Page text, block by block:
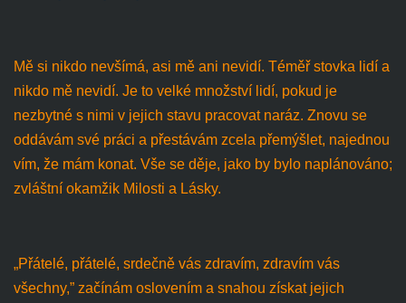
Mě si nikdo nevšímá, asi mě ani nevidí. Téměř stovka lidí a
nikdo mě nevidí. Je to velké množství lidí, pokud je
nezbytné s nimi v jejich stavu pracovat naráz. Znovu se
oddávám své práci a přestávám zcela přemýšlet, najednou
vím, že mám konat. Vše se děje, jako by bylo naplánováno;
zvláštní okamžik Milosti a Lásky.
„Přátelé, přátelé, srdečně vás zdravím, zdravím vás
všechny,” začínám oslovením a snahou získat jejich